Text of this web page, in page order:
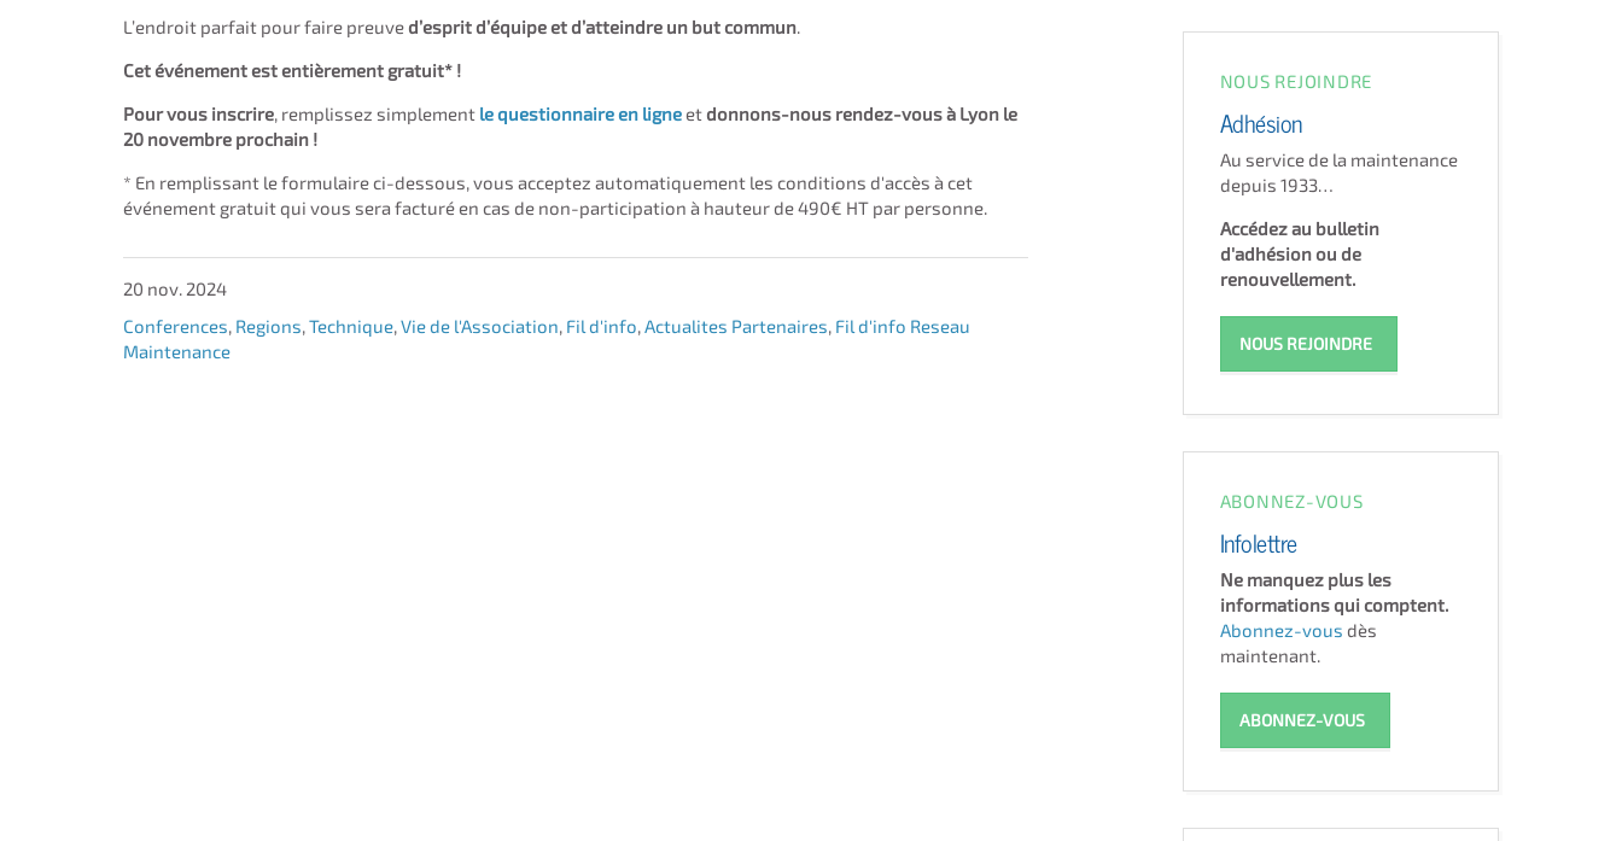
L’endroit parfait pour faire preuve d’esprit d’équipe et d’atteindre un but commun
Cet événement est entièrement gratuit* !
Pour vous inscrire , remplissez simplement le questionnaire en ligneet donnons-nous rendez-vous à Lyon le
20 novembre prochain !
* En remplissant le formulaire ci-dessous, vous acceptez automatiquement les conditions d'accès à cet
événement gratuit qui vous sera facturé en cas de non-participation à hauteur de 490€ HT par personne.
20 nov. 2024
Conferences Regions Technique Vie de l'Association Fil d'info Actualites Partenaires Fil d'info Reseau
Maintenance
NOUS REJOINDRE
Adhésion
Au service de la maintenance
depuis 1933…
Accédez au bulletin
d'adhésion ou de
renouvellement.
NOUS REJOINDRE
ABONNEZ-VOUS
Infolettre
Ne manquez plus les
informations qui comptent.
Abonnez-vous dès
maintenant.
ABONNEZ-VOUS